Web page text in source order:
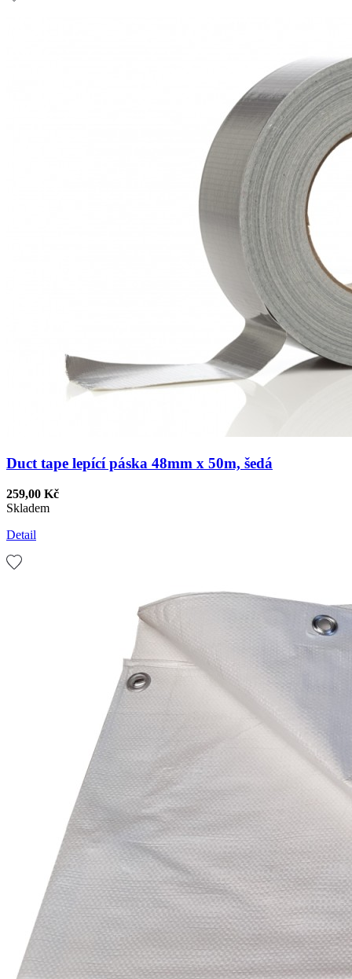
Duct tape lepící páska 48mm x 50m, šedá
259,00 Kč
Skladem
Detail